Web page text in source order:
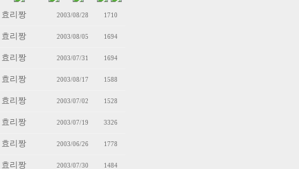
효리짱 2003/08/28 1710
효리짱 2003/08/05 1694
효리짱 2003/07/31 1694
효리짱 2003/08/17 1588
효리짱 2003/07/02 1528
효리짱 2003/07/19 3326
효리짱 2003/06/26 1778
효리짱 2003/07/30 1484